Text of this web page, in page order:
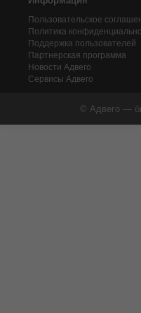
Пользовательское
Политика
Поддержка пользователей
Партнерская программа
Новости Адвего
Сервисы Адвего
© Адвего —